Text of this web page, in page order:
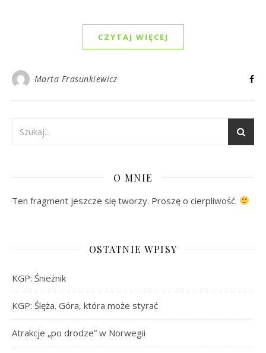
CZYTAJ WIĘCEJ
Marta Frasunkiewicz
O MNIE
Ten fragment jeszcze się tworzy. Proszę o cierpliwość.
OSTATNIE WPISY
KGP: Śnieżnik
KGP: Ślęża. Góra, która może styrać
Atrakcje „po drodze” w Norwegii